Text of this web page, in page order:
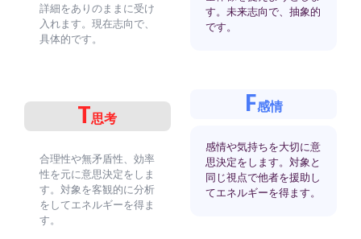
詳細をありのままに受け
入れます。現在志向で、
具体的です。
T思考
合理性や無矛盾性、効率
性を元に意思決定をしま
す。対象を客観的に分析
をしてエネルギーを得ま
す。
す。未来志向で、抽象的
です。
F感情
感情や気持ちを大切に意
思決定をします。対象と
同じ視点で他者を援助し
てエネルギーを得ます。